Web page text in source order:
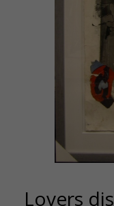
Lovers